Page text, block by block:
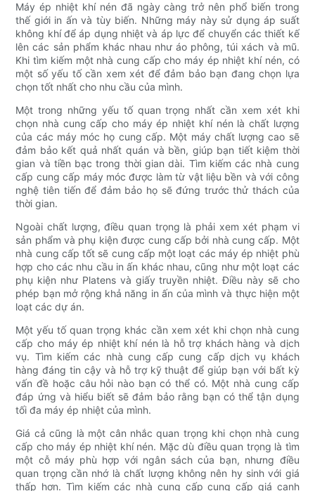
Máy ép nhiệt khí nén đã ngày càng trở nên phổ biến trong
thế giới in ấn và tùy biến. Những máy này sử dụng áp suất
không khí để áp dụng nhiệt và áp lực để chuyển các thiết kế
lên các sản phẩm khác nhau như áo phông, túi xách và mũ.
Khi tìm kiếm một nhà cung cấp cho máy ép nhiệt khí nén, có
một số yếu tố cần xem xét để đảm bảo bạn đang chọn lựa
chọn tốt nhất cho nhu cầu của mình.
Một trong những yếu tố quan trọng nhất cần xem xét khi
chọn nhà cung cấp cho máy ép nhiệt khí nén là chất lượng
của các máy móc họ cung cấp. Một máy chất lượng cao sẽ
đảm bảo kết quả nhất quán và bền, giúp bạn tiết kiệm thời
gian và tiền bạc trong thời gian dài. Tìm kiếm các nhà cung
cấp cung cấp máy móc được làm từ vật liệu bền và với công
nghệ tiên tiến để đảm bảo họ sẽ đứng trước thử thách của
thời gian.
Ngoài chất lượng, điều quan trọng là phải xem xét phạm vi
sản phẩm và phụ kiện được cung cấp bởi nhà cung cấp. Một
nhà cung cấp tốt sẽ cung cấp một loạt các máy ép nhiệt phù
hợp cho các nhu cầu in ấn khác nhau, cũng như một loạt các
phụ kiện như Platens và giấy truyền nhiệt. Điều này sẽ cho
phép bạn mở rộng khả năng in ấn của mình và thực hiện một
loạt các dự án.
Một yếu tố quan trọng khác cần xem xét khi chọn nhà cung
cấp cho máy ép nhiệt khí nén là hỗ trợ khách hàng và dịch
vụ. Tìm kiếm các nhà cung cấp cung cấp dịch vụ khách
hàng đáng tin cậy và hỗ trợ kỹ thuật để giúp bạn với bất kỳ
vấn đề hoặc câu hỏi nào bạn có thể có. Một nhà cung cấp
đáp ứng và hiểu biết sẽ đảm bảo rằng bạn có thể tận dụng
tối đa máy ép nhiệt của mình.
Giá cả cũng là một cân nhắc quan trọng khi chọn nhà cung
cấp cho máy ép nhiệt khí nén. Mặc dù điều quan trọng là tìm
một cỗ máy phù hợp với ngân sách của bạn, nhưng điều
quan trọng cần nhớ là chất lượng không nên hy sinh với giá
thấp hơn. Tìm kiếm các nhà cung cấp cung cấp giá cạnh